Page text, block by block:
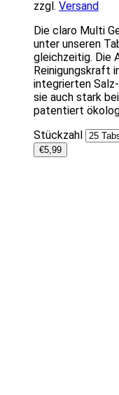
zzgl. Versand
Die claro Multi
unter unseren
gleichzeitig. Die
Reinigungskraft
integrierten
sie auch stark
patentiert
Stückzahl
€5,99